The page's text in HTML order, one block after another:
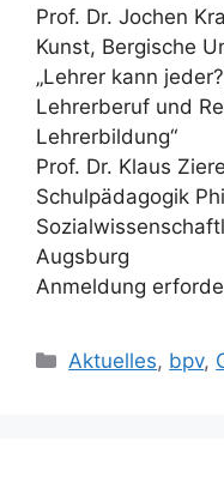
Prof. Dr. Jochen
Kunst, Bergische
„Lehrer kann
Lehrerberuf und
Lehrerbildung“
Prof. Dr. Klaus
Schulpädagogik
Augsburg
Anmeldung
Kategorien
Aktuelles, bpv,